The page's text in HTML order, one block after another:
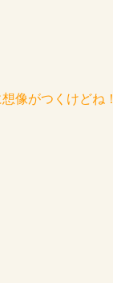
像がつくけどね！